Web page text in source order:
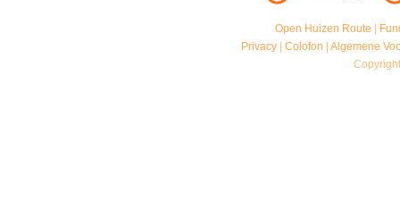
Open Huizen Route
Privacy |Colofon |Algemene